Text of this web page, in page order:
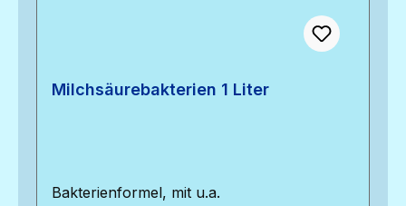
Milchsäurebakterien 1 Liter
Bakterienformel, mit u.a.